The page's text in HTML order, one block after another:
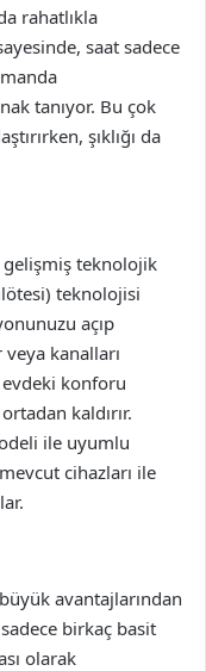
rahatlıkla
saat sadece
tanıyor. Bu çok
şıklığı da
gelişmiş teknolojik
teknolojisi
açıp
kanalları
konforu
kaldırır.
ile uyumlu
cihazları ile
avantajlarından
sadece birkaç basit
olarak